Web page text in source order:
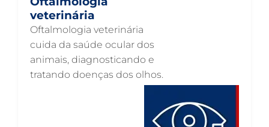
NEUROLOGIA ANIMAL EM GUARULHOS
NEFROLOGIA VETERINÁRIA EM GUARULHOS
LABORATÓRIO PET EM GUARULHOS
INTERNAÇÃO VETERINÁRIA EM GUARULHOS
INTENSIVISMO VETERINÁRIO EM GUARULHOS
veterinária
Oftalmologia veterinária
cuida da saúde ocular dos
animais, diagnosticando e
tratando doenças dos olhos.